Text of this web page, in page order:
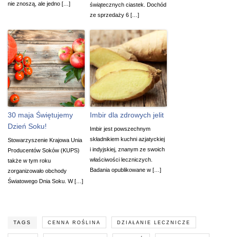
nie znoszą, ale jedno […]
świątecznych ciastek. Dochód
ze sprzedaży 6 […]
30 maja Świętujemy
Dzień Soku!
Stowarzyszenie Krajowa Unia
Producentów Soków (KUPS)
także w tym roku
zorganizowało obchody
Światowego Dnia Soku. W […]
Imbir dla zdrowych jelit
Imbir jest powszechnym
składnikiem kuchni azjatyckiej
i indyjskiej, znanym ze swoich
właściwości leczniczych.
Badania opublikowane w […]
TAGS CENNA ROŚLINA DZIAŁANIE LECZNICZE